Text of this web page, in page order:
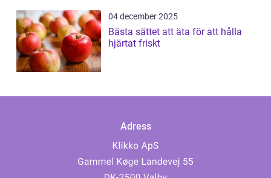
04 december 2025
Bästa sättet att äta för att hålla
hjärtat friskt
Adress